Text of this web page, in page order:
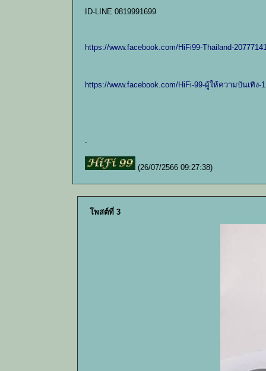
ID-LINE 0819991699
https://www.facebook.com/HiFi99-Thailand-
https://www.facebook.com/HiFi-99-ผู้ให้ความบันเทิง-
.
(26/07/2566 09:27:38)
โพสต์ที่ 3